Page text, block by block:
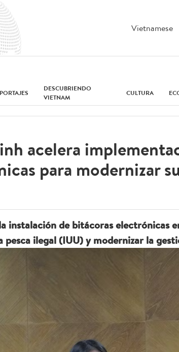
Vietnamese
DESCUBRIENDO
VIETNAM
CULTURA
acelera
para modernizar
instalación de bitácoras electrónicas
ilegal (IUU) y modernizar la